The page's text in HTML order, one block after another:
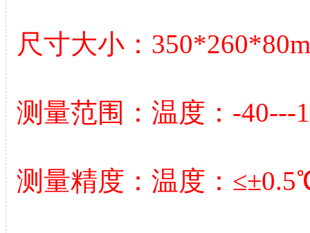
尺寸大小：
测量范围：温度：-40---
测量精度：温度：